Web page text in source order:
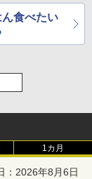
ん食べたい
1カ月
：2026年8月6日